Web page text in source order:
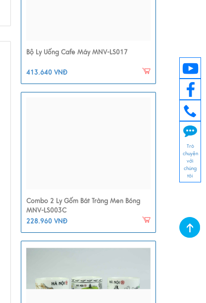
Bộ Ly Uống Cafe Máy MNV-LS017
413.640 VNĐ
Combo 2 Ly Gốm Bát Tràng Men Bóng
MNV-LS003C
228.960 VNĐ
Trò
chuyện
với
chúng
tôi